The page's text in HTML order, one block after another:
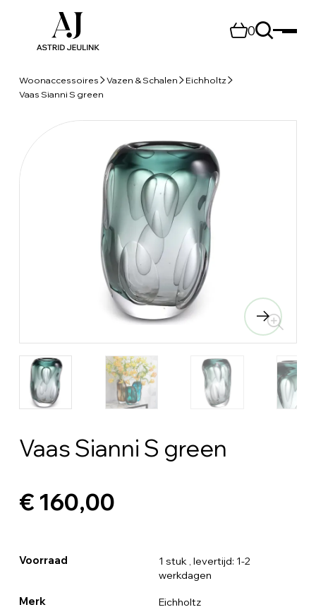
0
Woonaccessoires Vazen & Schalen
Eichholtz
Vaas Sianni S green
Vaas Sianni S green
€ 160,00
Voorraad 1 stuk , levertijd: 1-2
werkdagen
Merk Eichholtz